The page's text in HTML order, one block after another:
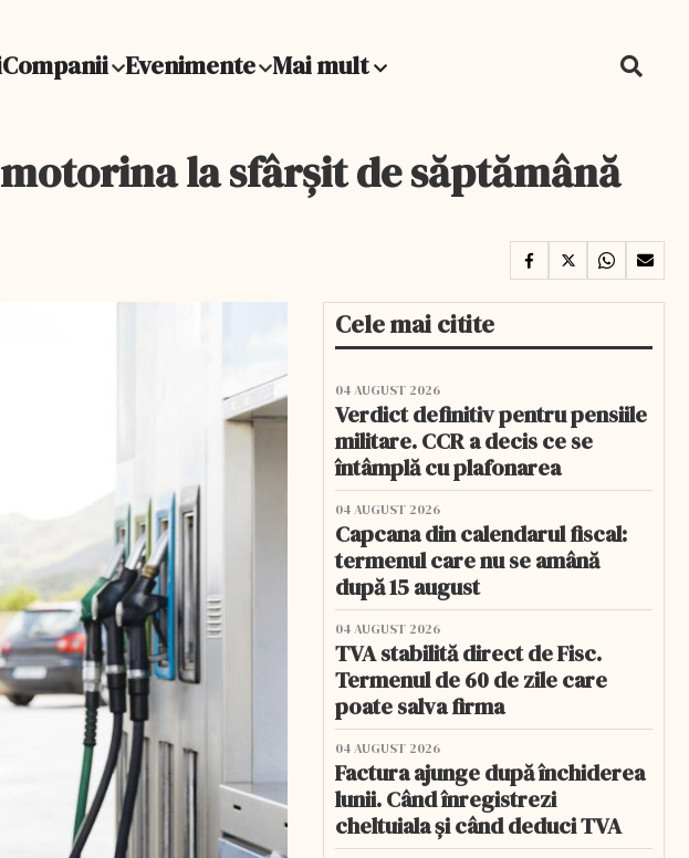
Companii Evenimente Mai mult
la sfârșit de săptămână
Cele mai citite
04 AUGUST 2026
Verdict definitiv pentru pensiile
militare. CCR a decis ce se
întâmplă cu plafonarea
04 AUGUST 2026
Capcana din calendarul fiscal:
termenul care nu se amână
după 15 august
04 AUGUST 2026
TVA stabilită direct de Fisc.
Termenul de 60 de zile care
poate salva firma
04 AUGUST 2026
Factura ajunge după închiderea
lunii. Când înregistrezi
cheltuiala și când deduci TVA